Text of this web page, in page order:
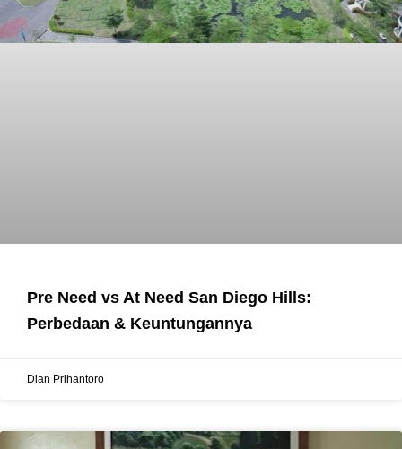
Pre Need vs At Need San Diego Hills:
Perbedaan & Keuntungannya
Dian Prihantoro